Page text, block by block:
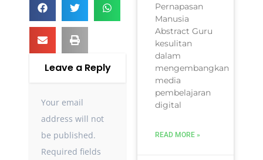
Leave a Reply
Your email
address will not
be published.
Required fields
Pernapasan
Manusia
Abstract Guru
kesulitan
dalam
mengembangkan
media
pembelajaran
digital
READ MORE »